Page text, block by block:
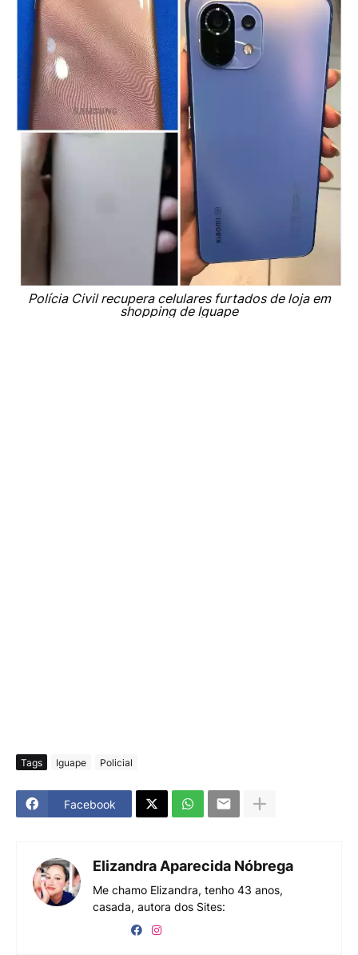
Polícia Civil recupera celulares furtados de loja em
shopping de Iguape
Tags Iguape Policial
Facebook
Elizandra Aparecida Nóbrega
Me chamo Elizandra, tenho 43 anos,
casada, autora dos Sites: